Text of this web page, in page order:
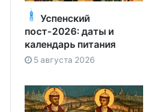
Успенский
пост-2026: даты и
календарь питания
5 августа 2026